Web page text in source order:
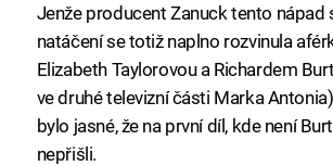
Jenže producent Zanuck tento nápad
natáčení se totiž naplno rozvinula
Elizabeth Taylorovou a Richardem
ve druhé televizní části Marka
bylo jasné, že na první díl, kde není
nepřišli.